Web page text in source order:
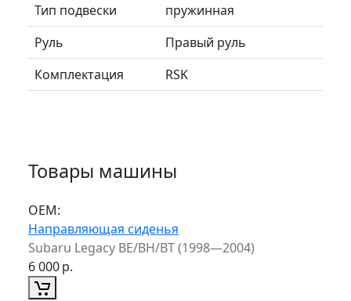
Тип подвески
пружинная
Руль
Правый руль
Комплектация
RSK
Товары машины
ОЕМ:
Направляющая сиденья
Subaru Legacy BE/BH/BT (1998—2004)
6 000р.